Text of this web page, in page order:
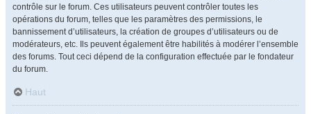
contrôle sur le forum. Ces utilisateurs peuvent contrôler toutes les
opérations du forum, telles que les paramètres des permissions, le
bannissement d’utilisateurs, la création de groupes d’utilisateurs ou de
modérateurs, etc. Ils peuvent également être habilités à modérer l’ensemble
des forums. Tout ceci dépend de la configuration effectuée par le fondateur
du forum.
Haut